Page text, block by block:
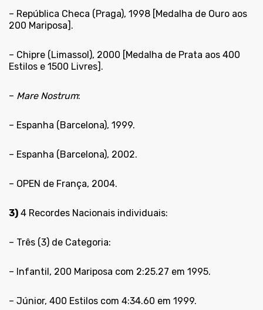
– República Checa (Praga), 1998 [Medalha de Ouro aos
200 Mariposa].
– Chipre (Limassol), 2000 [Medalha de Prata aos 400
Estilos e 1500 Livres].
– Mare Nostrum:
– Espanha (Barcelona), 1999.
– Espanha (Barcelona), 2002.
– OPEN de França, 2004.
3) 4 Recordes Nacionais individuais:
– Três (3) de Categoria:
– Infantil, 200 Mariposa com 2:25.27 em 1995.
– Júnior, 400 Estilos com 4:34.60 em 1999.